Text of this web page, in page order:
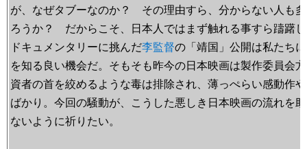
が、なぜタブーなのか？ その理由すら、分からない人も
ろうか？ だからこそ、日本人ではまず触れる事すら躊躇
ドキュメンタリーに挑んだ李監督の「靖国」公開は私たち
を知る良い機会だ。そもそも昨今の日本映画は製作委員会
資者の首を絞めるような毒は排除され、薄っぺらい感動作
ばかり。今回の騒動が、こうした悪しき日本映画の流れを
ないように祈りたい。